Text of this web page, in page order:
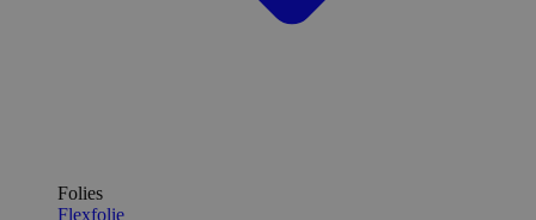
Folies
Flexfolie